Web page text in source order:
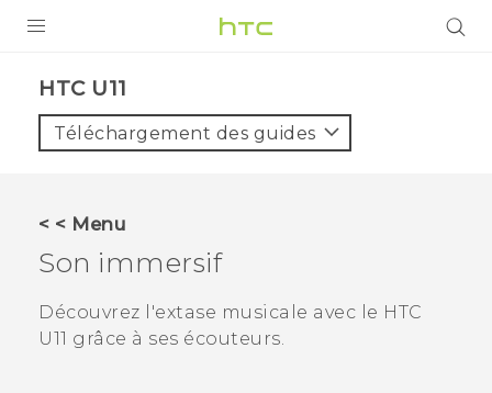
VIVE
VIVERSE
SUPPORT
Appareils HTC & Accessoires
HTC U11‎
Téléchargement des guides
< < Menu
Son immersif
Découvrez l'extase musicale avec le HTC
U11 grâce à ses écouteurs.